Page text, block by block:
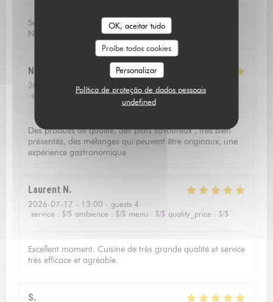
OK, aceitar tudo
Proíbe todos cookies
Personalizar
Política de proteção de dados pessoais
undefined
Service excellent, la qualité du repas était exceptionnel.
Nous avons passé une soirée très agréable!
Nathalie
2026-07-17
- 19:45 - guests 2
service
ambience: 5/5 menu: 5/5 quality_price
Des produits de qualité, des plats savoureux , très bien
présentés, des mélanges qui peuvent être originaux, une
expérience gastronomique .
Laurent N
2026-07-17 - 13:00 - guests 4
service : 5/5 ambience : 5/5 menu : 5/5 quality_price : 5/5
Excellent moment. Cuisine de très grande qualité et service
très efficace et agréable.
S